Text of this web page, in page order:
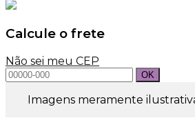
Calcule o frete
Não sei meu CEP
Imagens meramente